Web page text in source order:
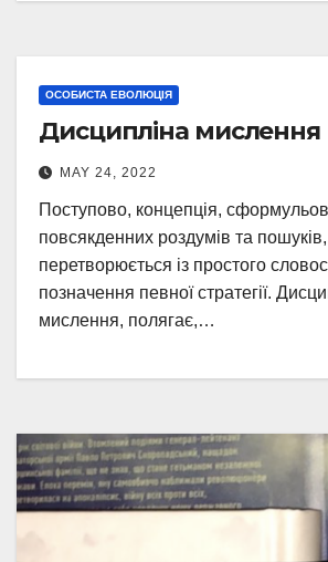
ОСОБИСТА ЕВОЛЮЦІЯ
Дисципліна мислення
MAY 24, 2022
Поступово, концепція,
повсякденних роздумів та пошуків,
перетворюється із простого
позначення певної стратегії.
мислення, полягає,…